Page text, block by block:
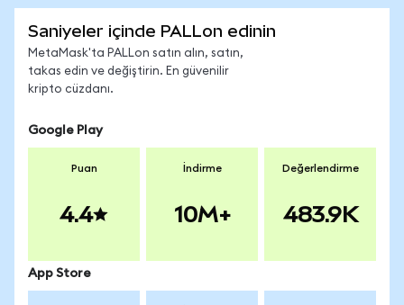
Saniyeler içinde PALLon edinin
MetaMask'ta PALLon satın alın, satın,
takas edin ve değiştirin. En güvenilir
kripto cüzdanı.
Google Play
Puan
4.4
İndirme
10M+
Değerlendirme
483.9K
App Store